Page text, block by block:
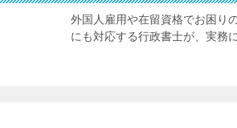
外国人雇用や在留資格でお困り
にも対応する行政書士が、実務